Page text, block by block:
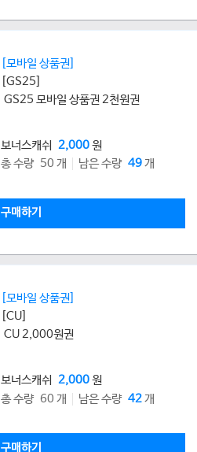
[모바일 상품권]
[GS25]
GS25 모바일 상품권 2천원권
보너스캐쉬 2,000원
총 수량 50 개
남은 수량 49개
구매하기
[모바일 상품권]
[CU]
CU 2,000원권
보너스캐쉬 2,000원
총 수량 60 개
남은 수량 42개
구매하기